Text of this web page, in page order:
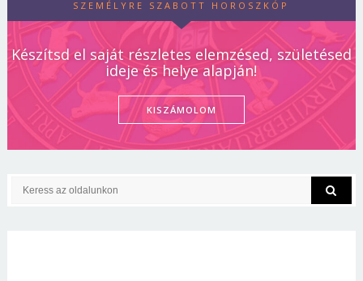
SZEMÉLYRE SZABOTT HOROSZKÓP
Készítsd el saját részletes elemzésed, születésed
ideje és helye alapján!
KISZÁMOLOM